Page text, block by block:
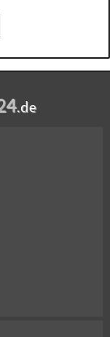
.de